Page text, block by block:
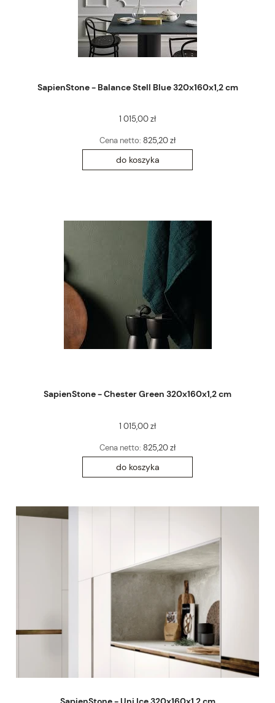
SapienStone - Balance Stell Blue 320x160x1,2 cm
1 015,00 zł
Cena netto: 825,20 zł
do koszyka
SapienStone - Chester Green 320x160x1,2 cm
1 015,00 zł
Cena netto: 825,20 zł
do koszyka